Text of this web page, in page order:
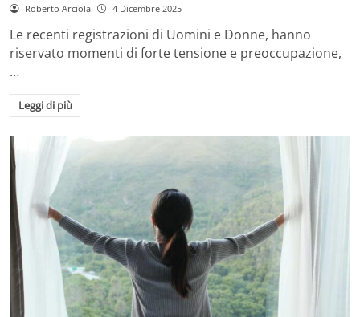
Roberto Arciola 4 Dicembre 2025
Le recenti registrazioni di Uomini e Donne, hanno
riservato momenti di forte tensione e preoccupazione,
…
Leggi di più